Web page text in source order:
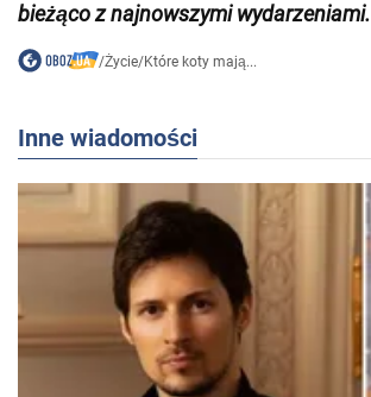
bieżąco z najnowszymi wydarzeniami.
/Życie/Które koty mają...
Inne wiadomości